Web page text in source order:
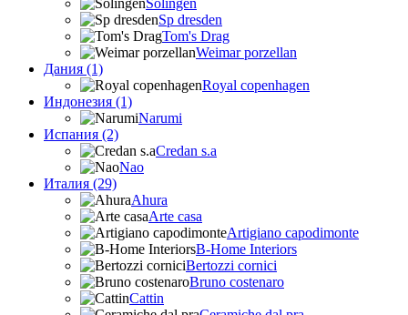
Solingen
Sp dresden
Tom's Drag
Weimar porzellan
Дания (1)
Royal copenhagen
Индонезия (1)
Narumi
Испания (2)
Credan s.a
Nao
Италия (29)
Ahura
Arte casa
Artigiano capodimonte
B-Home Interiors
Bertozzi cornici
Bruno costenaro
Cattin